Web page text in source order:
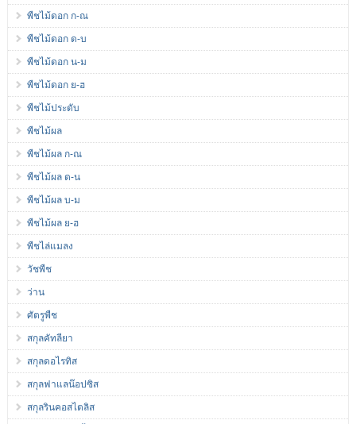
พืชไม้ดอก ก-ณ
พืชไม้ดอก ด-บ
พืชไม้ดอก น-ม
พืชไม้ดอก ย-ฮ
พืชไม้ประดับ
พืชไม้ผล
พืชไม้ผล ก-ณ
พืชไม้ผล ด-น
พืชไม้ผล บ-ม
พืชไม้ผล ย-ฮ
พืชไล่แมลง
วัชพืช
ว่าน
ศัตรูพืช
สกุลคัทลียา
สกุลดอไรทิส
สกุลฟาแลน๊อปซิส
สกุลรินคอสไตลิส